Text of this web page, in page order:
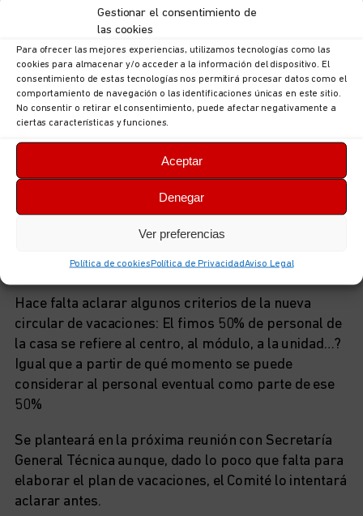
Gestionar el consentimiento de
las cookies
Para ofrecer las mejores experiencias, utilizamos tecnologías como las
cookies para almacenar y/o acceder a la información del dispositivo. El
consentimiento de estas tecnologías nos permitirá procesar datos como el
comportamiento de navegación o las identificaciones únicas en este sitio.
No consentir o retirar el consentimiento, puede afectar negativamente a
ciertas características y funciones.
Aceptar
Denegar
Ver preferencias
Política de cookies Política de PrivacidadAviso Legal
semana en el centro que está cumpliendo funciones
Se aprueba por unanimidad solicitar las funciones d
esta plaza a Secretaría General Técnica y al director
ce Infancia.
Esta próxima la fecha de la jubilación definitiva de la
auxiliar administrativa del CAM Villalegre. El Comité
solicitará, como siempre, la permanencia en la plaza
del relevista hasta que se cubra de manera definitiva.
13.- Circular de vacaciones.
Hace falta aclarar algunos criterios de la nueva
circular de vacaciones: El fimos 50% de personal de
la casa se refiere al centro, al módulo, a la unidad…?
Igual que a partir de qué momento se puede
considerar al personal eventual como parte de ese
50%
Se planteará en la próxima reunión con Secretaría
General Técnica aunque, dado lo poco que falta para
elaborar el plan de vacaciones, el Comité lo intentará
aclarar antes.